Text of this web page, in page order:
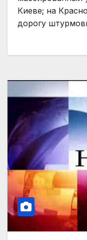
Киеве; на
дорогу